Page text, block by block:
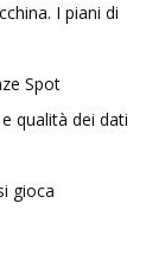
I piani di
Spot
qualità dei dati
gioca